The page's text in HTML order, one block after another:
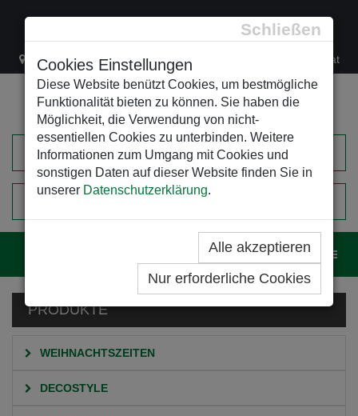
Schließen
Cookies Einstellungen
Diese Website benützt Cookies, um bestmögliche
Funktionalität bieten zu können. Sie haben die
Möglichkeit, die Verwendung von nicht-
essentiellen Cookies zu unterbinden. Weitere
Informationen zum Umgang mit Cookies und
sonstigen Daten auf dieser Website finden Sie in
unserer Datenschutzerklärung.
Alle akzeptieren
Nur erforderliche Cookies
Lacknergasse 78 +43/1/470 37 00 office@leso.at
EINKAUFSWAGEN
PRODUKTE
WEIHNACHTSZEITEN
DECOSTYLE